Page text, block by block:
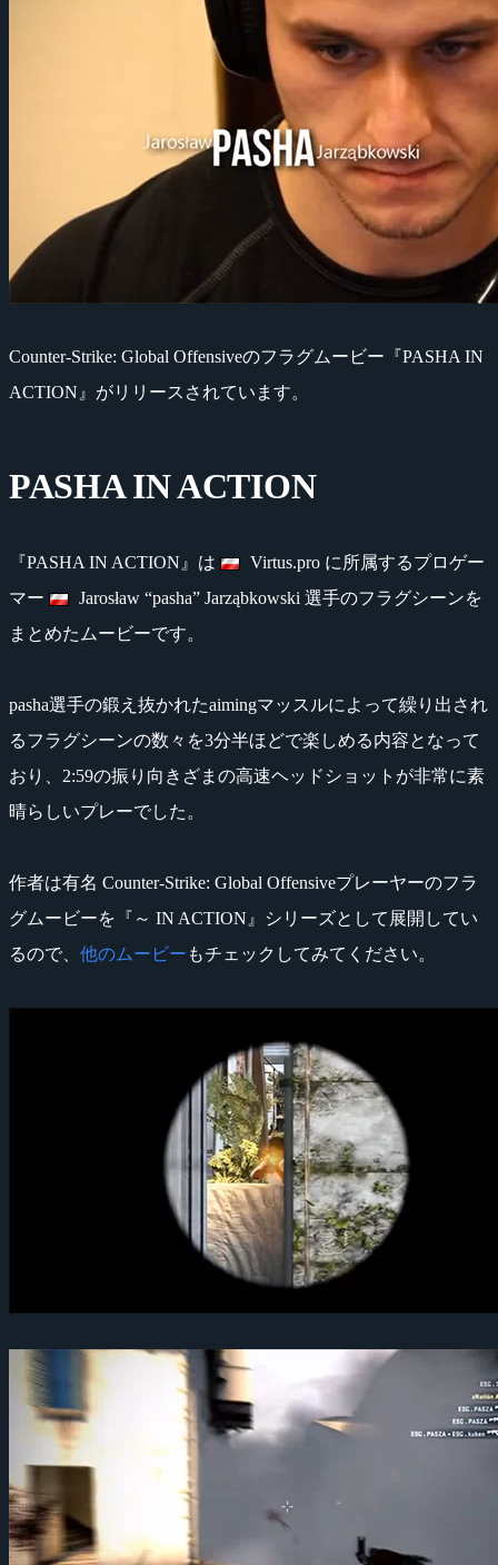
Counter-Strike: Global Offensiveのフラグムービー『PASHA IN
ACTION』がリリースされています。
PASHA IN ACTION
『PASHA IN ACTION』は
Virtus.pro に所属するプロゲー
マー
Jarosław “pasha” Jarząbkowski 選手のフラグシーンを
まとめたムービーです。
pasha選手の鍛え抜かれたaimingマッスルによって繰り出され
るフラグシーンの数々を3分半ほどで楽しめる内容となって
おり、2:59の振り向きざまの高速ヘッドショットが非常に素
晴らしいプレーでした。
作者は有名 Counter-Strike: Global Offensiveプレーヤーのフラ
グムービーを『～ IN ACTION』シリーズとして展開してい
るので、 他のムービー もチェックしてみてください。